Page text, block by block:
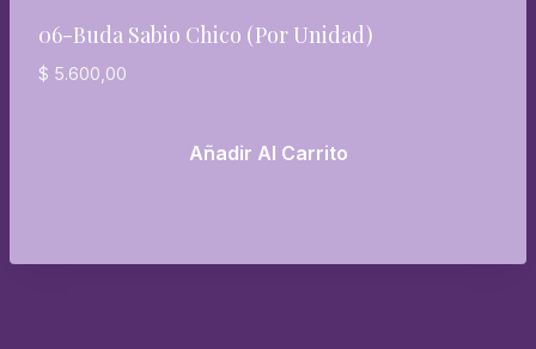
06-Buda Sabio Chico (por Unidad)
$ 5.600,00
Añadir Al Carrito